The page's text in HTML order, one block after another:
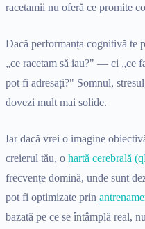
racetamii nu oferă ce promite
Dacă performanța cognitivă te
„ce racetam să iau?" — ci „ce
pot fi adresați?" Somnul,
dovezi mult mai solide.
Iar dacă vrei o imagine
creierul tău, o hartă cerebrală
frecvențe domină, unde sunt
pot fi optimizate prin
bazată pe ce se întâmplă real,